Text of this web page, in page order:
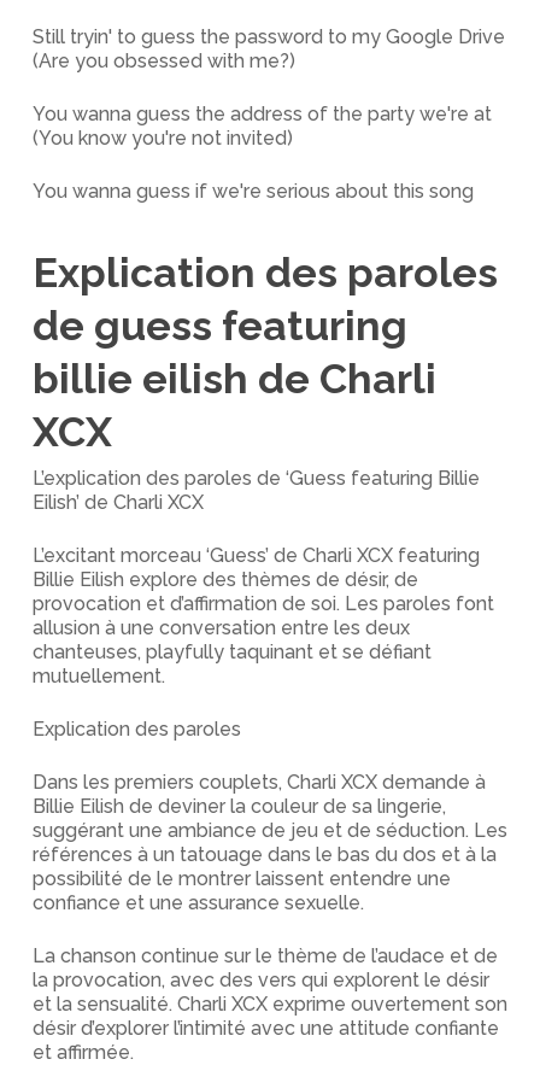
Still tryin' to guess the password to my Google Drive
(Are you obsessed with me?)
You wanna guess the address of the party we're at
(You know you're not invited)
You wanna guess if we're serious about this song
Explication des paroles
de guess featuring
billie eilish de Charli
XCX
L’explication des paroles de ‘Guess featuring Billie
Eilish’ de Charli XCX
L’excitant morceau ‘Guess’ de Charli XCX featuring
Billie Eilish explore des thèmes de désir, de
provocation et d’affirmation de soi. Les paroles font
allusion à une conversation entre les deux
chanteuses, playfully taquinant et se défiant
mutuellement.
Explication des paroles
Dans les premiers couplets, Charli XCX demande à
Billie Eilish de deviner la couleur de sa lingerie,
suggérant une ambiance de jeu et de séduction. Les
références à un tatouage dans le bas du dos et à la
possibilité de le montrer laissent entendre une
confiance et une assurance sexuelle.
La chanson continue sur le thème de l’audace et de
la provocation, avec des vers qui explorent le désir
et la sensualité. Charli XCX exprime ouvertement son
désir d’explorer l’intimité avec une attitude confiante
et affirmée.